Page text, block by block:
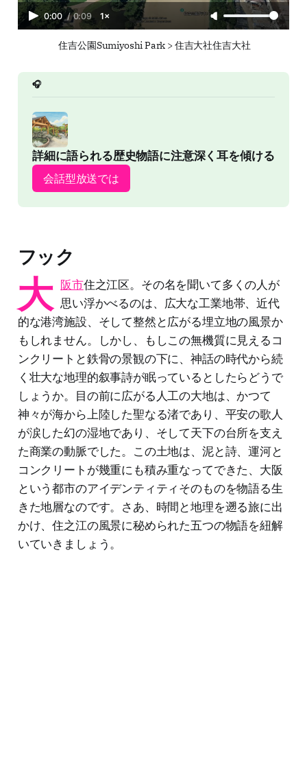
0:00 / 0:09 1×
住吉公園Sumiyoshi Park > 住吉大社住吉大社
🎧
詳細に語られる歴史物語に注意深く耳を傾ける
会話型放送では
フック
大 阪市住之江区。その名を聞いて多くの人が
思い浮かべるのは、広大な工業地帯、近代
的な港湾施設、そして整然と広がる埋立地の風景か
もしれません。しかし、もしこの無機質に見えるコ
ンクリートと鉄骨の景観の下に、神話の時代から続
く壮大な地理的叙事詩が眠っているとしたらどうで
しょうか。目の前に広がる人工の大地は、かつて
神々が海から上陸した聖なる渚であり、平安の歌人
が涙した幻の湿地であり、そして天下の台所を支え
た商業の動脈でした。この土地は、泥と詩、運河と
コンクリートが幾重にも積み重なってできた、大阪
という都市のアイデンティティそのものを物語る生
きた地層なのです。さあ、時間と地理を遡る旅に出
かけ、住之江の風景に秘められた五つの物語を紐解
いていきましょう。